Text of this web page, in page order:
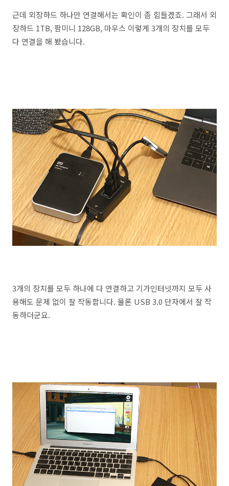
근데 외장하드 하나만 연결해서는 확인이 좀 힘들겠죠. 그래서 외
장하드 1TB, 팜미니 128GB, 마우스 이렇게 3개의 장치를 모두
다 연결을 해 봤습니다.
3개의 장치를 모두 하나에 다 연결하고 기가인터넷까지 모두 사
용해도 문제 없이 잘 작동합니다. 물론 USB 3.0 단자에서 잘 작
동하더군요.